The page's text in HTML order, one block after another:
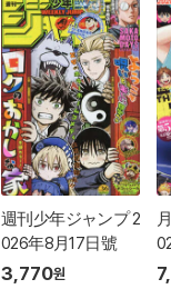
週刊少年ジャンプ 2
026年8月17日號
3,770원